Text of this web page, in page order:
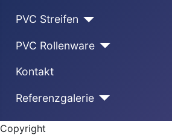
PVC Streifen
PVC Rollenware
Kontakt
Referenzgalerie
Copyright